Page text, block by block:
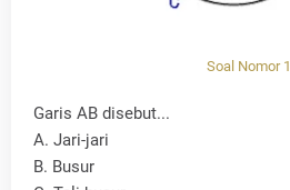
Soal Nomor 1
Garis AB disebut...
A. Jari-jari
B. Busur